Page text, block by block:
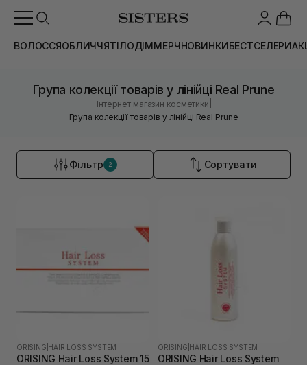
ВОЛОССЯОБЛИЧЧЯТІЛОДІММЕРЧНОВИНКИБЕСТСЕЛЕРИ
Група колекції товарів у лінійці Real Prune
Інтернет магазин косметики
Група колекції товарів у лінійці Real Prune
Фільтр 2 Сортувати
ORISING HAIR LOSS SYSTEM
ORISING Hair Loss System 15
ORISING HAIR LOSS SYSTEM
ORISING Hair Loss System